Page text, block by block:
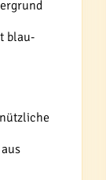
blau-